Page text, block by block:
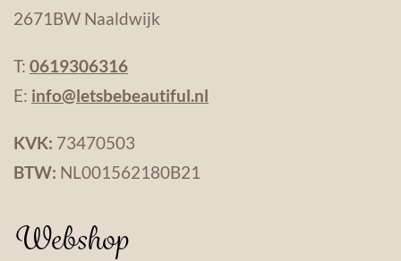
2671BW Naaldwijk
T: 0619306316
E: info@letsbebeautiful.nl
KVK: 73470503
BTW: NL001562180B21
Webshop